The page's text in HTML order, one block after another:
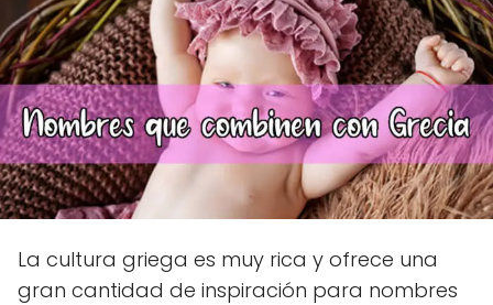
La cultura griega es muy rica y ofrece una
gran cantidad de inspiración para nombres